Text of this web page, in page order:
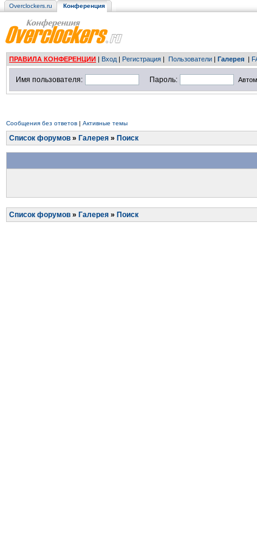
Overclockers.ru Конференция
ПРАВИЛА КОНФЕРЕНЦИИ | Вход | Регистрация | Пользователи | Галерея |
Имя пользователя: Пароль:
Сообщения без ответов | Активные темы
Список форумов » Галерея » Поиск
Список форумов » Галерея » Поиск